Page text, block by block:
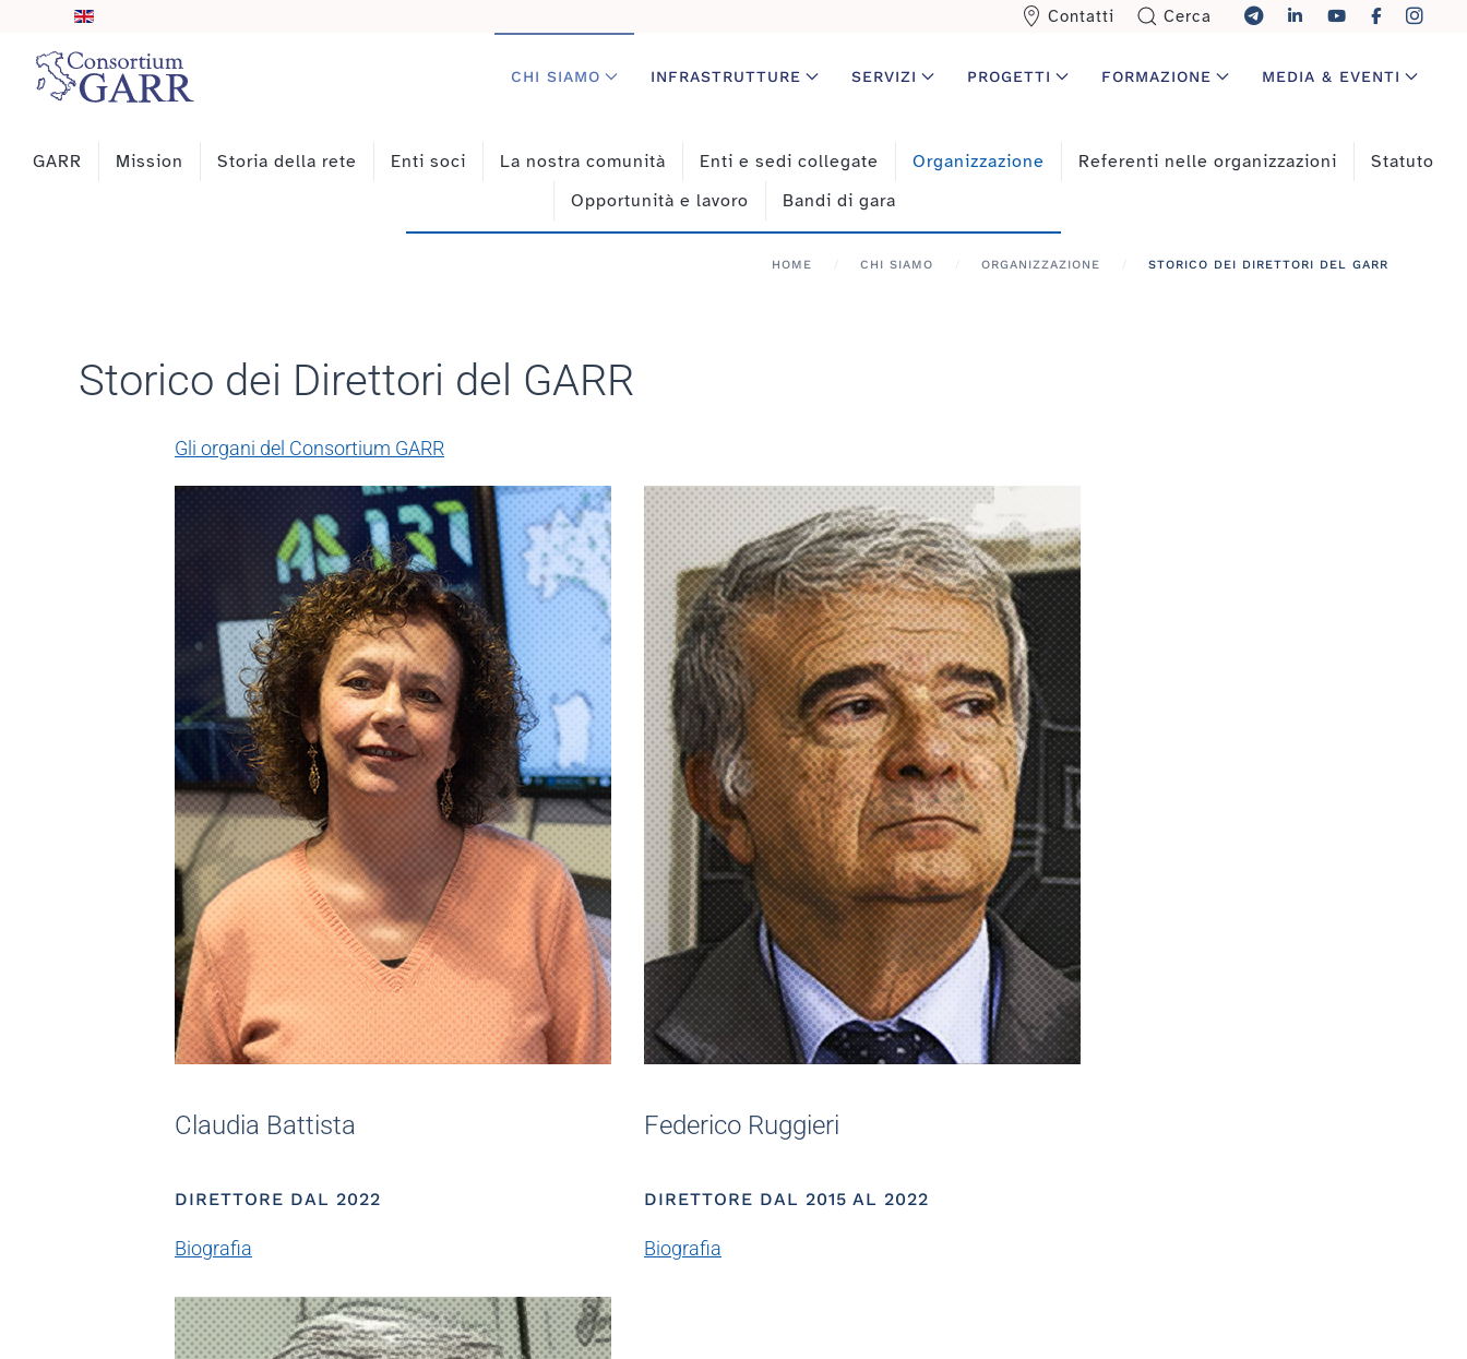
Skip to main content
Contatti Cerca
CHI SIAMO INFRASTRUTTURE SERVIZI PROGETTI FORMAZIONE MEDIA & EVENTI
GARR Mission Storia della rete Enti soci La nostra comunità Enti e sedi collegate Organizzazione Referenti nelle organizzazioni
Statuto
Opportunità e lavoro
Bandi di gara
HOME CHI SIAMO ORGANIZZAZIONE STORICO DEI DIRETTORI DEL GARR
Storico dei Direttori del GARR
Gli organi del Consortium GARR
Claudia Battista
DIRETTORE DAL 2022
Biografia
Federico Ruggieri
DIRETTORE DAL 2015 AL 2022
Biografia